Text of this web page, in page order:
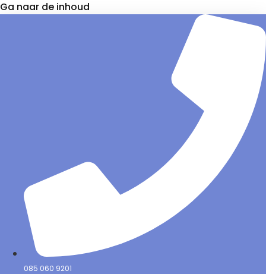
Ga naar de inhoud
085 060 9201